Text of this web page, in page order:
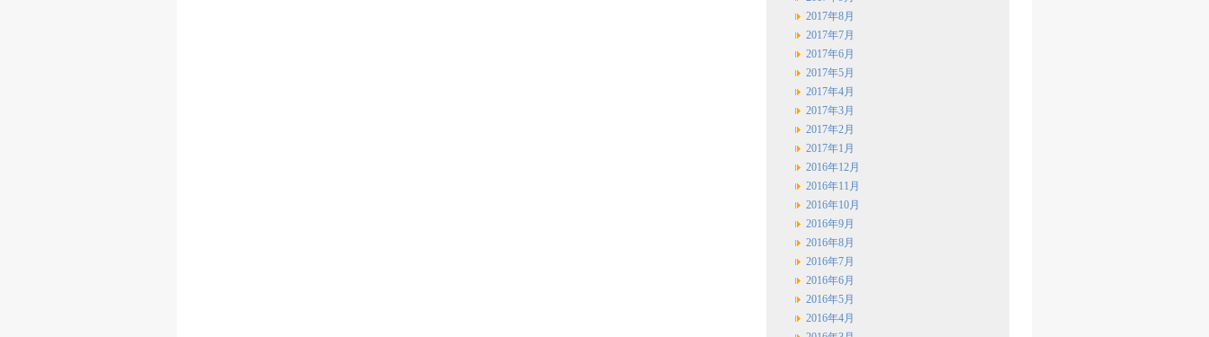
2017年8月
2017年7月
2017年6月
2017年5月
2017年4月
2017年3月
2017年2月
2017年1月
2016年12月
2016年11月
2016年10月
2016年9月
2016年8月
2016年7月
2016年6月
2016年5月
2016年4月